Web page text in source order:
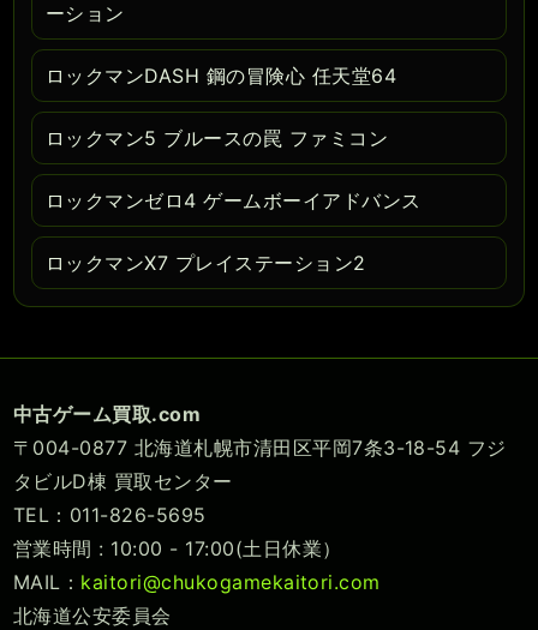
ーション
ロックマンDASH 鋼の冒険心 任天堂64
ロックマン5 ブルースの罠 ファミコン
ロックマンゼロ4 ゲームボーイアドバンス
ロックマンX7 プレイステーション2
中古ゲーム買取.com
〒004-0877 北海道札幌市清田区平岡7条3-18-54 フジ
タビルD棟 買取センター
TEL：011-826-5695
営業時間 : 10:00 - 17:00(土日休業）
MAIL： kaitori@chukogamekaitori.com
北海道公安委員会